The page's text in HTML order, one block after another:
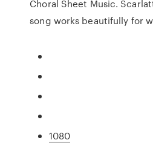
Choral Sheet Music.
song works beautifully for
1080